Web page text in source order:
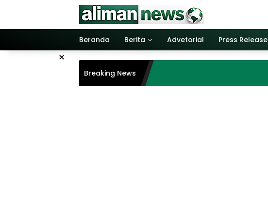
Beranda Berita Advetorial Press Release
×
Breaking News